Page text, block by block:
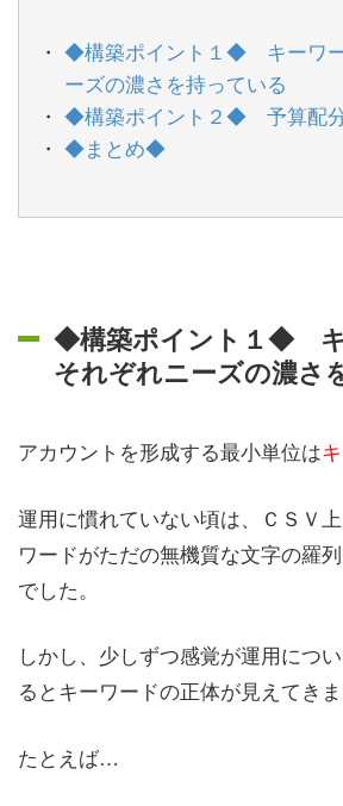
◆構築ポイント１◆ キーワ
ーズの濃さを持っている
◆構築ポイント２◆ 予算配
◆まとめ◆
◆構築ポイント１◆ キ
それぞれニーズの濃さ
アカウントを形成する最小単位は
運用に慣れていない頃は、ＣＳＶ
ワードがただの無機質な文字の羅
でした。
しかし、少しずつ感覚が運用につ
るとキーワードの正体が見えてきま
たとえば…